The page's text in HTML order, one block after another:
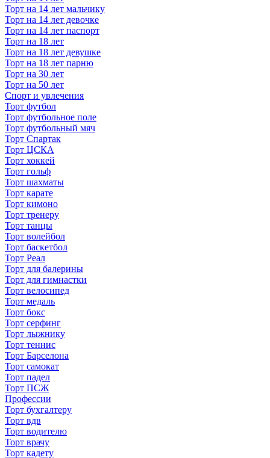
Торт на 14 лет мальчику
Торт на 14 лет девочке
Торт на 14 лет паспорт
Торт на 18 лет
Торт на 18 лет девушке
Торт на 18 лет парню
Торт на 30 лет
Торт на 50 лет
Спорт и увлечения
Торт футбол
Торт футбольное поле
Торт футбольный мяч
Торт Спартак
Торт ЦСКА
Торт хоккей
Торт гольф
Торт шахматы
Торт карате
Торт кимоно
Торт тренеру
Торт танцы
Торт волейбол
Торт баскетбол
Торт Реал
Торт для балерины
Торт для гимнастки
Торт велосипед
Торт медаль
Торт бокс
Торт серфинг
Торт лыжнику
Торт теннис
Торт Барселона
Торт самокат
Торт падел
Торт ПСЖ
Профессии
Торт бухгалтеру
Торт вдв
Торт водителю
Торт врачу
Торт кадету